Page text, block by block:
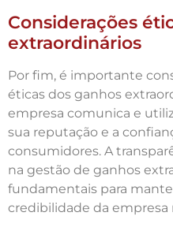
Considerações
extraordinários
Por fim, é importante
éticas dos ganhos
empresa comunica e
sua reputação e a
consumidores. A
na gestão de ganhos
fundamentais para
credibilidade da empresa